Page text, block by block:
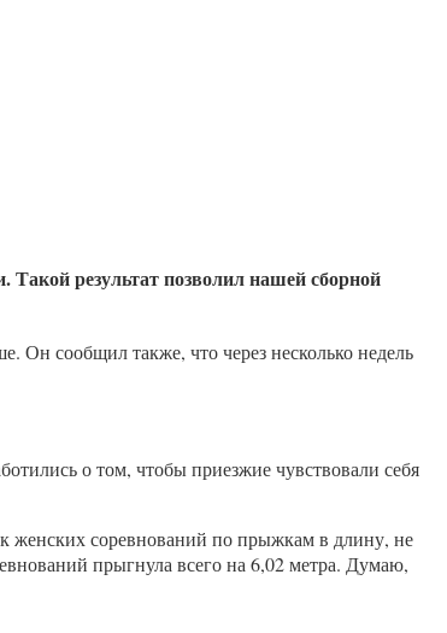
результат позволил нашей сборной
Он сообщил также, что через несколько недель
о том, чтобы приезжие чувствовали себя
женских соревнований по прыжкам в длину, не
прыгнула всего на 6,02 метра. Думаю,